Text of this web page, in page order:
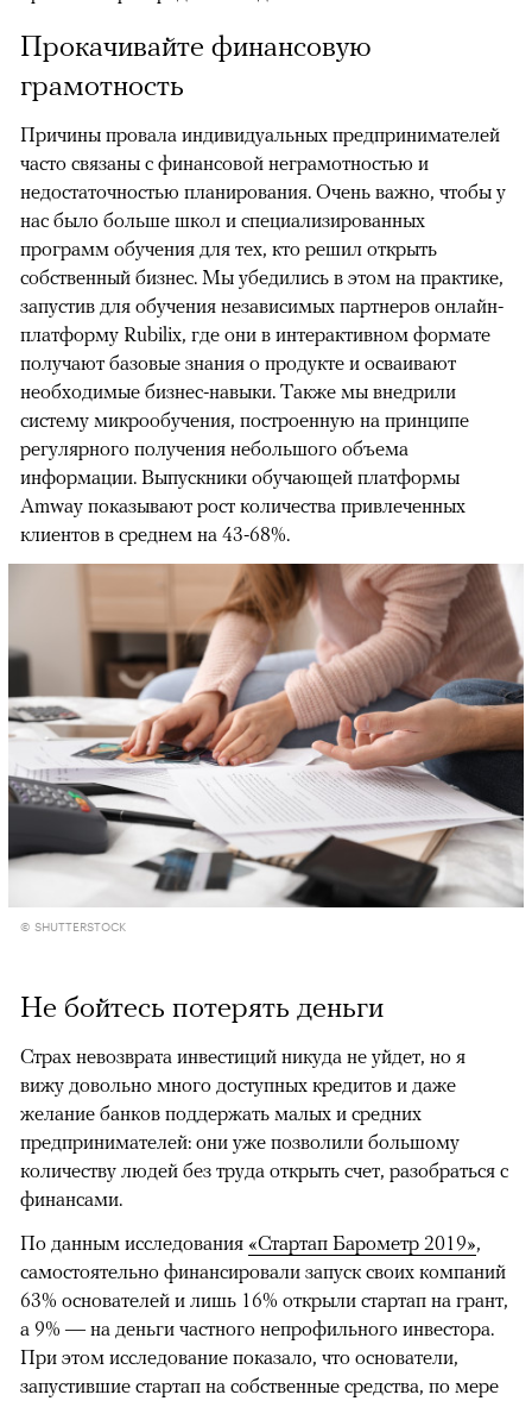
Прокачивайте финансовую
грамотность
Причины провала индивидуальных предпринимателей
часто связаны с финансовой неграмотностью и
недостаточностью планирования. Очень важно, чтобы у
нас было больше школ и специализированных
программ обучения для тех, кто решил открыть
собственный бизнес. Мы убедились в этом на практике,
запустив для обучения независимых партнеров онлайн-
платформу Rubilix, где они в интерактивном формате
получают базовые знания о продукте и осваивают
необходимые бизнес-навыки. Также мы внедрили
систему микрообучения, построенную на принципе
регулярного получения небольшого объема
информации. Выпускники обучающей платформы
Amway показывают рост количества привлеченных
клиентов в среднем на 43-68%.
© SHUTTERSTOCK
Не бойтесь потерять деньги
Страх невозврата инвестиций никуда не уйдет, но я
вижу довольно много доступных кредитов и даже
желание банков поддержать малых и средних
предпринимателей: они уже позволили большому
количеству людей без труда открыть счет, разобраться с
финансами.
По данным исследования «Стартап Барометр 2019»,
самостоятельно финансировали запуск своих компаний
63% основателей и лишь 16% открыли стартап на грант,
а 9% — на деньги частного непрофильного инвестора.
При этом исследование показало, что основатели,
запустившие стартап на собственные средства, по мере